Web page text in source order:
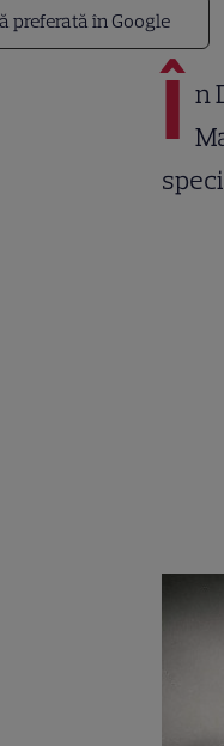
preferată în Google
Î n